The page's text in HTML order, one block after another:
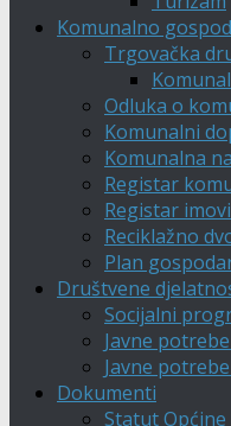
Komunalno
Trgovačka
Odluka o
Komunalni
Komunalna
Registar
Registar
Reciklažno
Plan
Društvene
Socijalni
Javne
Javne
Dokumenti
Statut Općine